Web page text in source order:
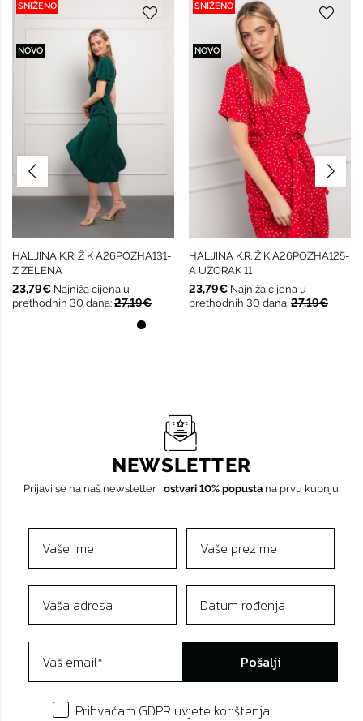
SNIŽENO
NOVO
HALJINA K.R. Ž K A26POZHA131-
Z ZELENA
23,79€ Najniža cijena u
prethodnih 30 dana: 27,19€
SNIŽENO
NOVO
HALJINA K.R. Ž K A26POZHA125-
A UZORAK 11
23,79€ Najniža cijena u
prethodnih 30 dana: 27,19€
NEWSLETTER
Prijavi se na naš newsletter i ostvari 10% popustana prvu kupnju.
Pošalji
Prihvaćam GDPR uvjete korištenja